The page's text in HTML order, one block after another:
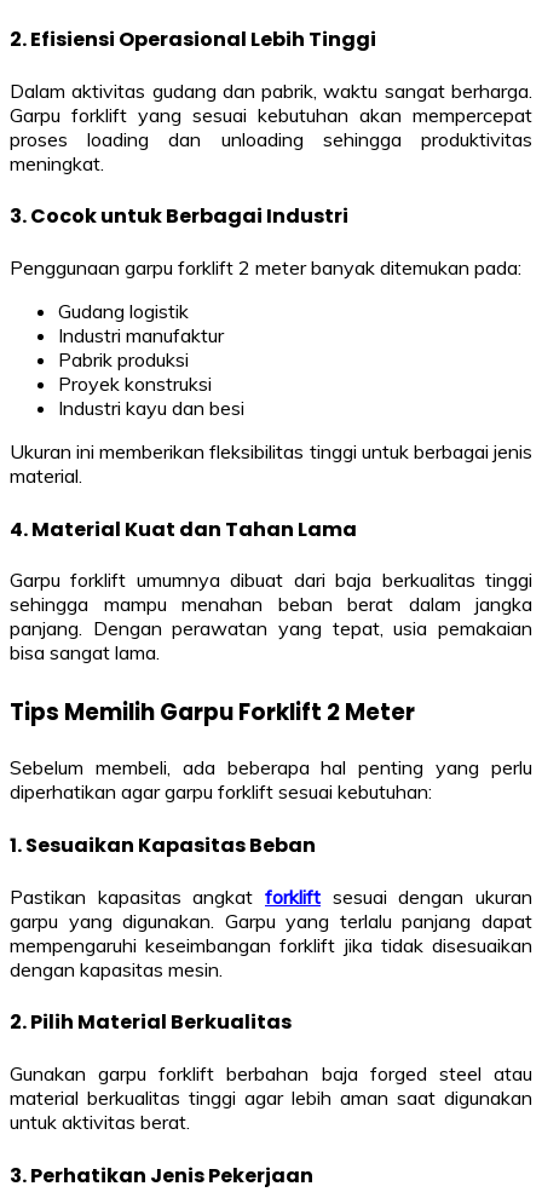
2. Efisiensi Operasional Lebih Tinggi
Dalam aktivitas gudang dan pabrik, waktu sangat berharga.
Garpu forklift yang sesuai kebutuhan akan mempercepat
proses loading dan unloading sehingga produktivitas
meningkat.
3. Cocok untuk Berbagai Industri
Penggunaan garpu forklift 2 meter banyak ditemukan pada:
Gudang logistik
Industri manufaktur
Pabrik produksi
Proyek konstruksi
Industri kayu dan besi
Ukuran ini memberikan fleksibilitas tinggi untuk berbagai jenis
material.
4. Material Kuat dan Tahan Lama
Garpu forklift umumnya dibuat dari baja berkualitas tinggi
sehingga mampu menahan beban berat dalam jangka
panjang. Dengan perawatan yang tepat, usia pemakaian
bisa sangat lama.
Tips Memilih Garpu Forklift 2 Meter
Sebelum membeli, ada beberapa hal penting yang perlu
diperhatikan agar garpu forklift sesuai kebutuhan:
1. Sesuaikan Kapasitas Beban
Pastikan kapasitas angkat forklift sesuai dengan ukuran
garpu yang digunakan. Garpu yang terlalu panjang dapat
mempengaruhi keseimbangan forklift jika tidak disesuaikan
dengan kapasitas mesin.
2. Pilih Material Berkualitas
Gunakan garpu forklift berbahan baja forged steel atau
material berkualitas tinggi agar lebih aman saat digunakan
untuk aktivitas berat.
3. Perhatikan Jenis Pekerjaan